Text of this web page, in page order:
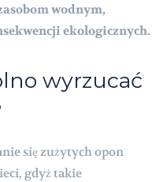
wodnym,
ekologicznych.
wyrzucać
się zużytych opon
gdyż takie